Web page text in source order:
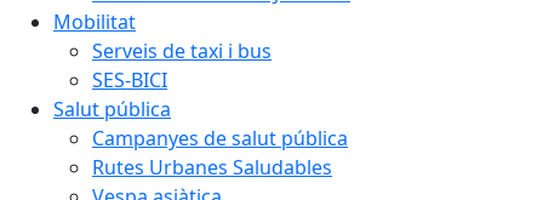
Mobilitat
Serveis de taxi i bus
SES-BICI
Salut pública
Campanyes de salut pública
Rutes Urbanes Saludables